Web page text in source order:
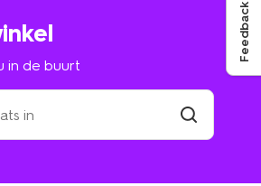
Feedback
in de buurt